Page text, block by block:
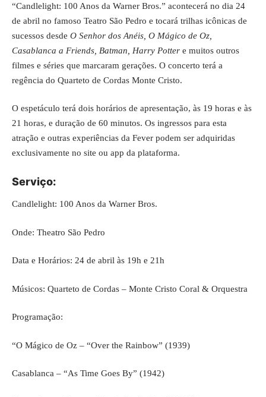
“Candlelight: 100 Anos da Warner Bros.” acontecerá no dia 24
de abril no famoso Teatro São Pedro e tocará trilhas icônicas de
sucessos desde O Senhor dos Anéis, O Mágico de Oz,
Casablanca a Friends, Batman, Harry Potter e muitos outros
filmes e séries que marcaram gerações. O concerto terá a
regência do Quarteto de Cordas Monte Cristo.
O espetáculo terá dois horários de apresentação, às 19 horas e às
21 horas, e duração de 60 minutos. Os ingressos para esta
atração e outras experiências da Fever podem ser adquiridas
exclusivamente no site ou app da plataforma.
Serviço:
Candlelight: 100 Anos da Warner Bros.
Onde: Theatro São Pedro
Data e Horários: 24 de abril às 19h e 21h
Músicos: Quarteto de Cordas – Monte Cristo Coral & Orquestra
Programação:
“O Mágico de Oz – “Over the Rainbow” (1939)
Casablanca – “As Time Goes By” (1942)